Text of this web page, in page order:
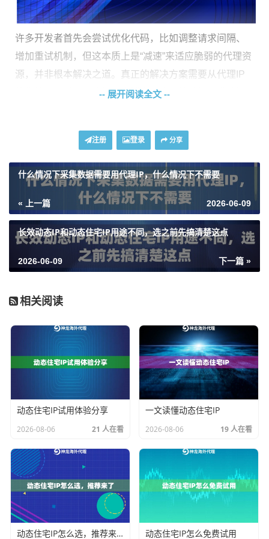
许多开发者首先会尝试优化代码，比如调整请求间隔、
增加重试机制，但这本质上是“减速”来适应脆弱的代理资
源，并非根本解决之道。真正的解决方案需要从代理IP
的供给端入手，寻找能够支撑高强度、持续性并发访问
更要在纯净度、稳定性和调度效率上满足苛刻的要求。
如何选择匹配高并发爬虫的代理IP服务
面对高并发爬虫的需求，选择代理IP服务不能只看IP数
量，更需要一个系统化的评估框架。IP池的专属性与规
模至关重要。共享IP池在高峰期容易资源枯竭，导致线
程等待。像神龙海外动态IP提供的“不限量代理IP”套餐，
为用户配备专属的动态住宅IP池，资源独立使用，从根
+海量资源，为持续高频的访问需求提供了坚实的数量基
网络带宽与成功率
是硬性指标。高并发意味着巨大的数
据吞吐量，1Gbps以上的超高带宽是保证数据高速传输
不卡顿的前提。99.9%以上的连接成功率保证了爬虫任务
不会因网络波动而频繁中断，这对于自动化运行的业务
连续性极为关键。
评估
维度
关键要求 对高并发爬虫的意义
规模
与性
质
专属IP池，海量真实住
避免资源竞争，提供
-- 展开阅读全文 --
注册 登录 分享
什么情况下采集数据需要用代理IP，什么情况下不需要
« 上一篇 2026-06-09
长效动态IP和动态住宅IP用途不同，选之前先搞清楚这点
下一篇 »
2026-06-09
相关阅读
动态住宅IP试用体验分享
2026-08-06 21 人在看
一文读懂动态住宅IP
2026-08-06 19 人在看
动态住宅IP怎么选，推荐来了 动态住宅IP怎么免费试用